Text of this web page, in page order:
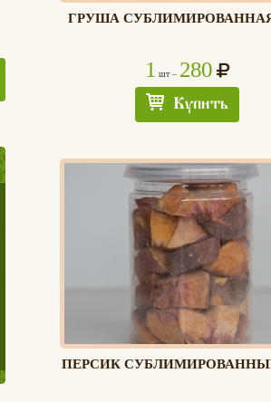
ГРУША СУБЛИМИРОВАННАЯ
1 шт – 280
Купить
ПЕРСИК